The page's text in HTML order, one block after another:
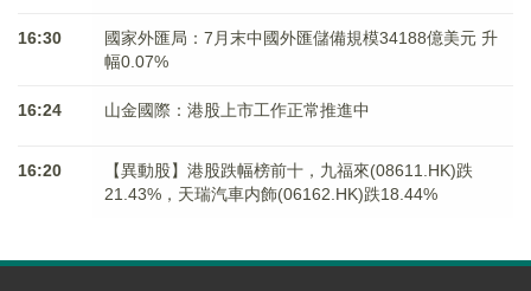
16:30
國家外匯局：7月末中國外匯儲備規模34188億美元 升
幅0.07%
16:24 山金國際：港股上市工作正常推進中
16:20
【異動股】港股跌幅榜前十，九福來(08611.HK)跌
21.43%，天瑞汽車内飾(06162.HK)跌18.44%